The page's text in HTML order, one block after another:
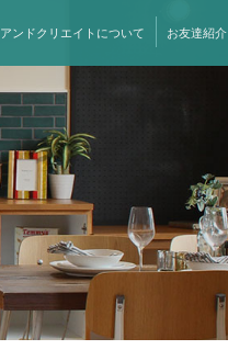
アンドクリエイトについて お友達紹介